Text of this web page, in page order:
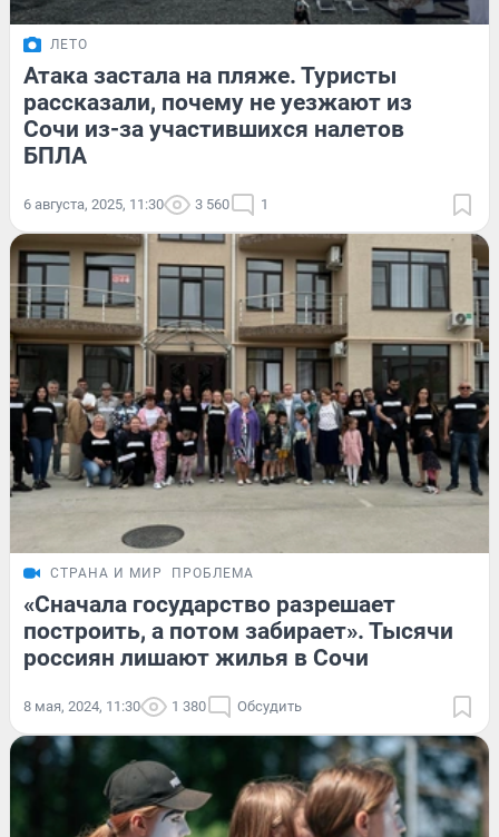
ЛЕТО
Атака застала на пляже. Туристы
рассказали, почему не уезжают из
Сочи из-за участившихся налетов
БПЛА
6 августа, 2025, 11:30 3 560 1
СТРАНА И МИР ПРОБЛЕМА
«Сначала государство разрешает
построить, а потом забирает». Тысячи
россиян лишают жилья в Сочи
8 мая, 2024, 11:30 1 380 Обсудить